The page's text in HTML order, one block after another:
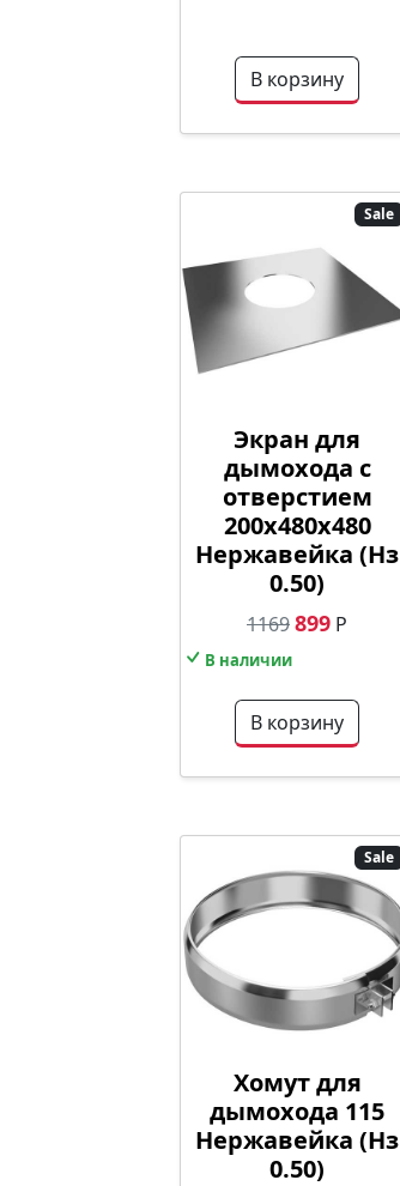
В корзину
Sale
Экран для
дымохода с
отверстием
200х480х480
Нержавейка (Нз
0.50)
1169899 Р
В наличии
В корзину
Sale
Хомут для
дымохода 115
Нержавейка (Нз
0.50)